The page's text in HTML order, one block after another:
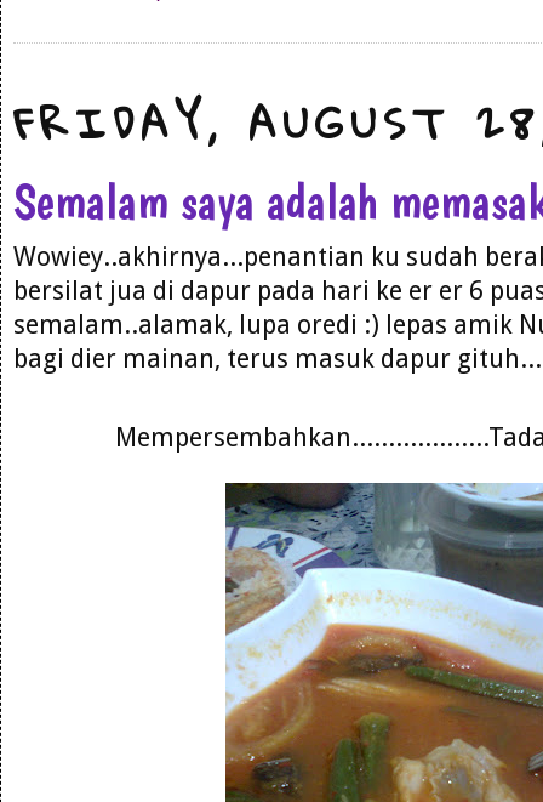
FRIDAY, AUGUST
Semalam saya adalah
Wowiey..akhirnya...penantian ku sudah
bersilat jua di dapur pada hari ke er er 6
semalam..alamak, lupa oredi :) lepas amik
bagi dier mainan, terus masuk dapur